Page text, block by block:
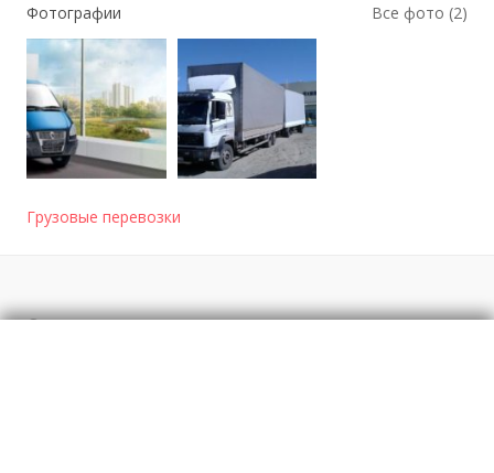
Фотографии Все фото (2)
Грузовые перевозки
Отзывы